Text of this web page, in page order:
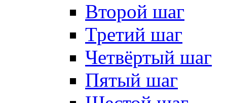
Второй шаг
Третий шаг
Четвёртый шаг
Пятый шаг